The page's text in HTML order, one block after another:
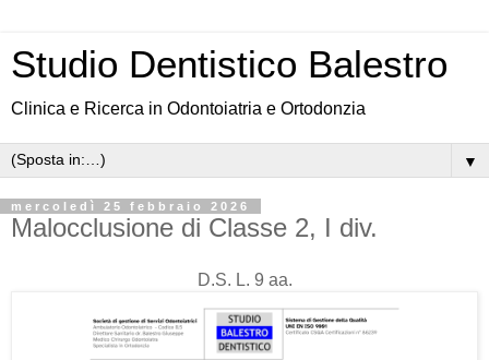
Studio Dentistico Balestro
Clinica e Ricerca in Odontoiatria e Ortodonzia
▼
mercoledì 25 febbraio 2026
Malocclusione di Classe 2, I div.
D.S. L. 9 aa.